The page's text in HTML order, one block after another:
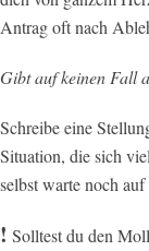
Antrag oft nach
Gibt auf keinen Fall
Schreibe eine
Situation, die sich
selbst warte noch
! Solltest du den